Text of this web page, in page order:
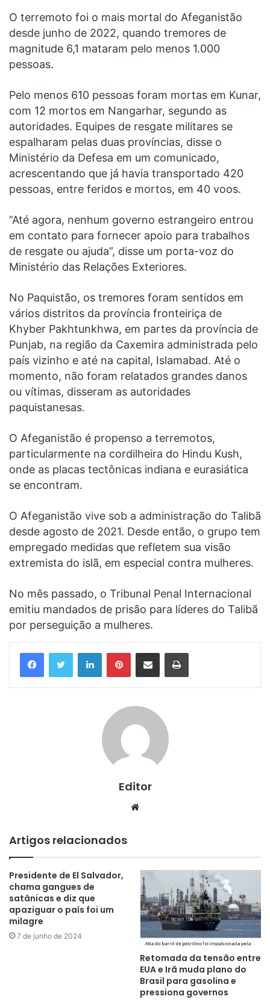
O terremoto foi o mais mortal do Afeganistão
desde junho de 2022, quando tremores de
magnitude 6,1 mataram pelo menos 1.000
pessoas.
Pelo menos 610 pessoas foram mortas em Kunar,
com 12 mortos em Nangarhar, segundo as
autoridades. Equipes de resgate militares se
espalharam pelas duas províncias, disse o
Ministério da Defesa em um comunicado,
acrescentando que já havia transportado 420
pessoas, entre feridos e mortos, em 40 voos.
“Até agora, nenhum governo estrangeiro entrou
em contato para fornecer apoio para trabalhos
de resgate ou ajuda”, disse um porta-voz do
Ministério das Relações Exteriores.
No Paquistão, os tremores foram sentidos em
vários distritos da província fronteiriça de
Khyber Pakhtunkhwa, em partes da província de
Punjab, na região da Caxemira administrada pelo
país vizinho e até na capital, Islamabad. Até o
momento, não foram relatados grandes danos
ou vítimas, disseram as autoridades
paquistanesas.
O Afeganistão é propenso a terremotos,
particularmente na cordilheira do Hindu Kush,
onde as placas tectônicas indiana e eurasiática
se encontram.
O Afeganistão vive sob a administração do Talibã
desde agosto de 2021. Desde então, o grupo tem
empregado medidas que refletem sua visão
extremista do islã, em especial contra mulheres.
No mês passado, o Tribunal Penal Internacional
emitiu mandados de prisão para líderes do Talibã
por perseguição a mulheres.
LinkedinPinterestCompartilhar via e-mail Imprimir
Editor
Website
Artigos relacionados
Presidente de El Salvador,
chama gangues de
satânicas e diz que
apaziguar o país foi um
milagre
7 de junho de 2024
Retomada da tensão entre
EUA e Irã muda plano do
Brasil para gasolina e
pressiona governos